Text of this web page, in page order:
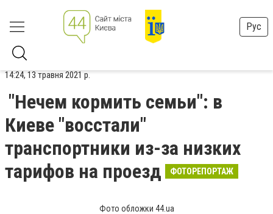
Рус
14:24, 13 травня 2021 р.
"Нечем кормить семьи": в
Киеве "восстали"
транспортники из-за низких
тарифов на проезд
ФОТОРЕПОРТАЖ
Фото обложки 44.ua